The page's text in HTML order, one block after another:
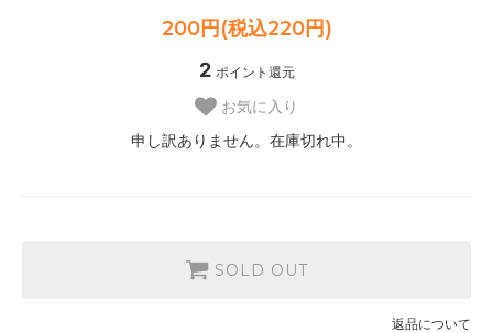
200円(税込220円)
2 ポイント還元
お気に入り
申し訳ありません。在庫切れ中。
SOLD OUT
返品について